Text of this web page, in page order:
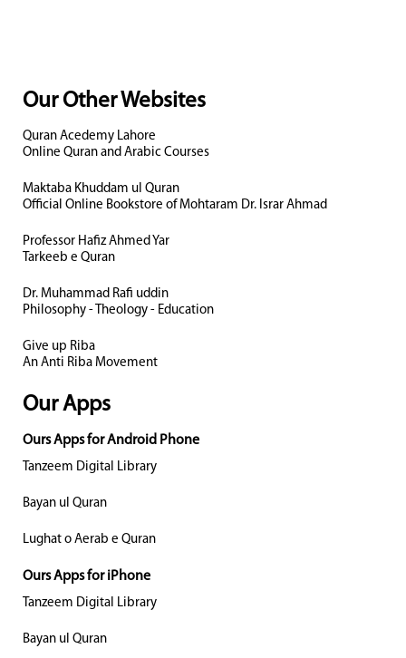
Our Other Websites
Quran Acedemy Lahore
Online Quran and Arabic Courses
Maktaba Khuddam ul Quran
Official Online Bookstore of Mohtaram Dr. Israr Ahmad
Professor Hafiz Ahmed Yar
Tarkeeb e Quran
Dr. Muhammad Rafi uddin
Philosophy - Theology - Education
Give up Riba
An Anti Riba Movement
Our Apps
Ours Apps for Android Phone
Tanzeem Digital Library
Bayan ul Quran
Lughat o Aerab e Quran
Ours Apps for iPhone
Tanzeem Digital Library
Bayan ul Quran